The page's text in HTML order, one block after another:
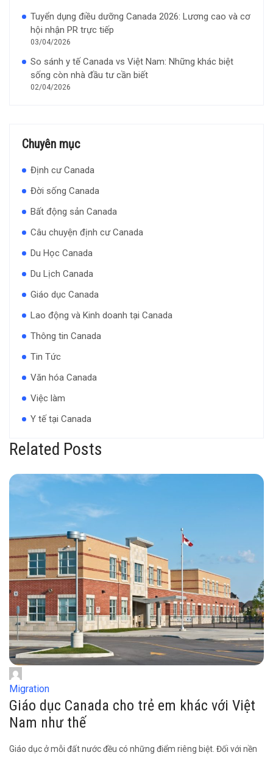
Tuyển dụng điều dưỡng Canada 2026: Lương cao và cơ
hội nhận PR trực tiếp
03/04/2026
So sánh y tế Canada vs Việt Nam: Những khác biệt
sống còn nhà đầu tư cần biết
02/04/2026
Chuyên mục
Định cư Canada
Đời sống Canada
Bất động sản Canada
Câu chuyện định cư Canada
Du Học Canada
Du Lịch Canada
Giáo dục Canada
Lao động và Kinh doanh tại Canada
Thông tin Canada
Tin Tức
Văn hóa Canada
Việc làm
Y tế tại Canada
Related Posts
Migration
Giáo dục Canada cho trẻ em khác với Việt
Nam như thế
Giáo dục ở mỗi đất nước đều có những điểm riêng biệt. Đối với nền